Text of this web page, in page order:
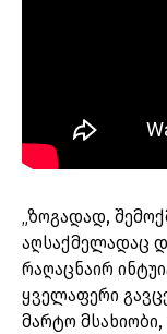
„ზოგადად,
აღსაქმელადაც
რაღაცნაირ
ყველაფერი
მარტო